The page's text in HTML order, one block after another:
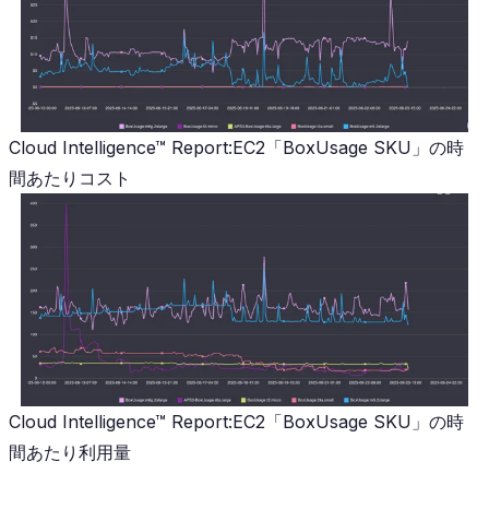
Cloud Intelligence™ Report:EC2「BoxUsage SKU」の時
間あたりコスト
Cloud Intelligence™ Report:EC2「BoxUsage SKU」の時
間あたり利用量